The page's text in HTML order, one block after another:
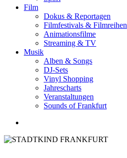
Film
Dokus & Reportagen
Filmfestivals & Filmreihen
Animationsfilme
Streaming & TV
Musik
Alben & Songs
DJ-Sets
Vinyl Shopping
Jahrescharts
Veranstaltungen
Sounds of Frankfurt